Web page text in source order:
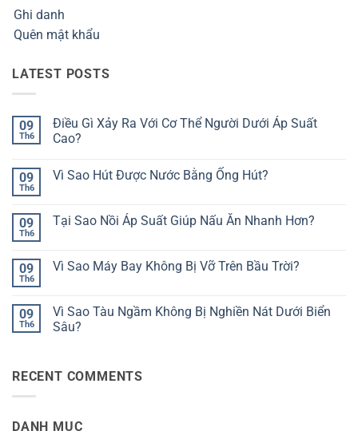
Ghi danh
Quên mật khẩu
LATEST POSTS
09
Th6
Điều Gì Xảy Ra Với Cơ Thể Người Dưới Áp Suất
Cao?
bình
Gì
Xảy
Cơ
Thể
Suất
Cao?
09
Th6
Vì Sao Hút Được Nước Bằng Ống Hút?
luận
Hút
Được
Ống
Hút?
09
Th6
Tại Sao Nồi Áp Suất Giúp Nấu Ăn Nhanh Hơn?
bình
luận
Nồi
Áp
Suất
Nhanh
Hơn?
09
Th6
Vì Sao Máy Bay Không Bị Vỡ Trên Bầu Trời?
bình
luận
ở
Vì
Không
Trời?
09
Th6
Vì Sao Tàu Ngầm Không Bị Nghiền Nát Dưới Biển
Sâu?
luận
ở
Ngầm
RECENT COMMENTS
DANH MỤC